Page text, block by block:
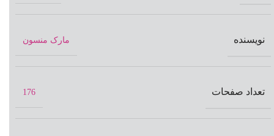
نویسنده مارک منسون
تعداد صفحات 176